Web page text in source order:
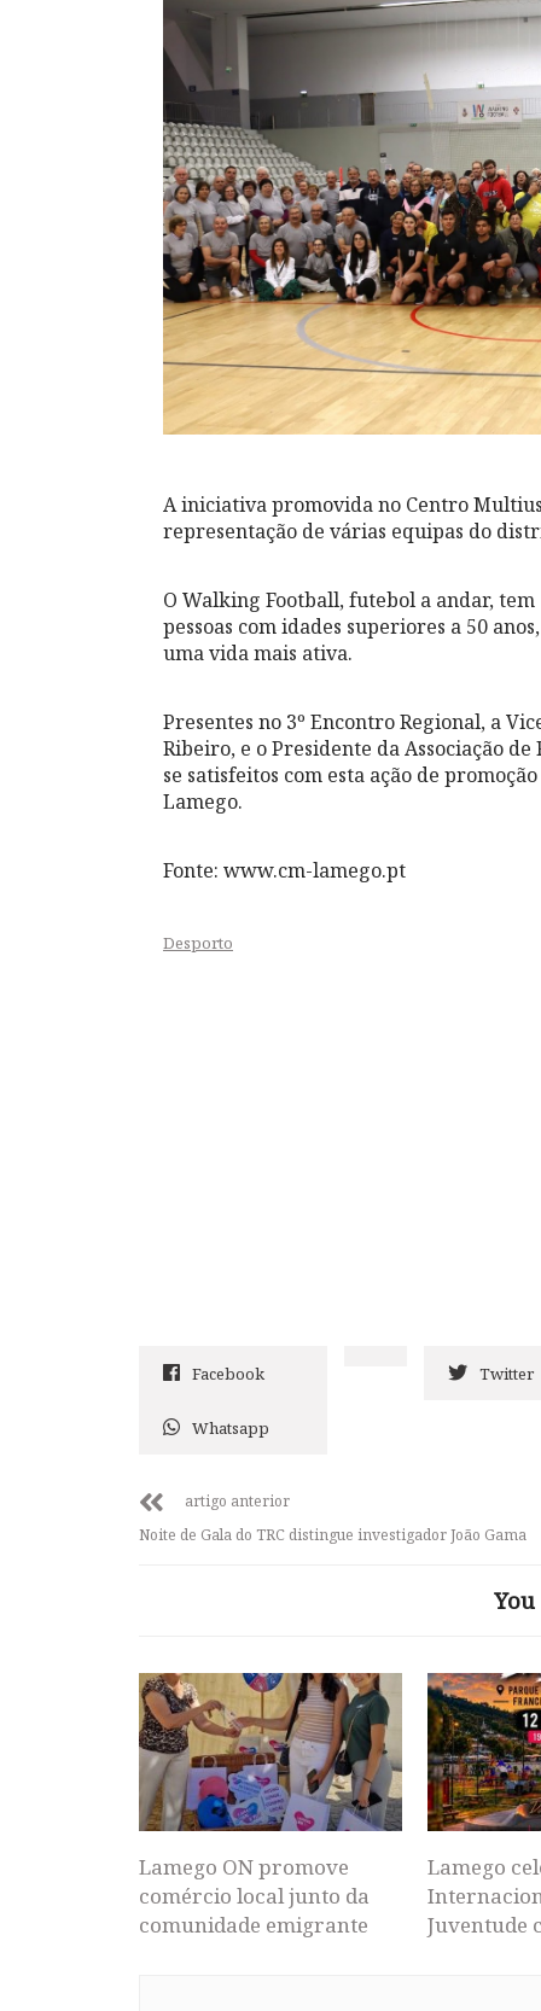
A iniciativa promovida no Centro
representação de várias equipas do
O Walking Football, futebol a andar,
pessoas com idades superiores a 50
uma vida mais ativa.
Presentes no 3º Encontro Regional, a
Ribeiro, e o Presidente da Associação
se satisfeitos com esta ação de
Lamego.
Fonte: www.cm-lamego.pt
Desporto
Facebook Twitter
Whatsapp
artigo anterior
Noite de Gala do TRC distingue investigador João Gama
Lamego ON promove
comércio local junto da
comunidade emigrante
Lamego
Juventude